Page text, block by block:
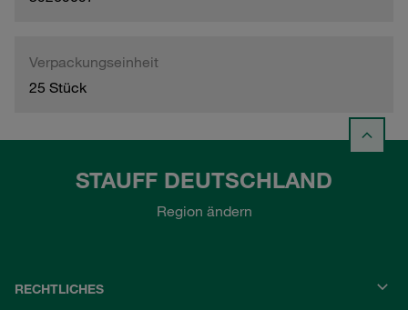
Verpackungseinheit
25 Stück
STAUFF DEUTSCHLAND
Region ändern
RECHTLICHES